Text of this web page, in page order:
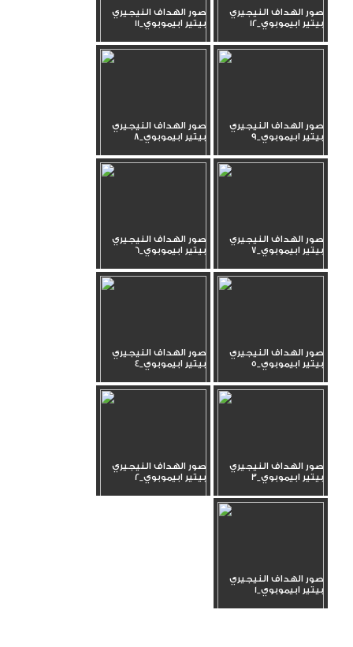
صور الهداف النيجيري
بيتير ابيموبوي_12
صور الهداف النيجيري
بيتير ابيموبوي_11
صور الهداف النيجيري
بيتير ابيموبوي_9
صور الهداف النيجيري
بيتير ابيموبوي_8
صور الهداف النيجيري
بيتير ابيموبوي_7
صور الهداف النيجيري
بيتير ابيموبوي_6
صور الهداف النيجيري
بيتير ابيموبوي_5
صور الهداف النيجيري
بيتير ابيموبوي_4
صور الهداف النيجيري
بيتير ابيموبوي_3
صور الهداف النيجيري
بيتير ابيموبوي_2
صور الهداف النيجيري
بيتير ابيموبوي_1